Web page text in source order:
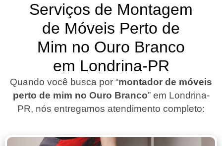
Serviços de Montagem
de Móveis Perto de
Mim no Ouro Branco
em Londrina-PR
Quando você busca por “montador de móveis
perto de mim no Ouro Branco” em Londrina-
PR, nós entregamos atendimento completo: